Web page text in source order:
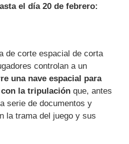
el día 20 de febrero:
de corte espacial de corta
controlan a un
una nave espacial para
la tripulación que, antes
serie de documentos y
la trama del juego y sus